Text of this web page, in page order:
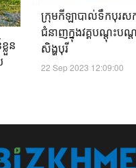
លួន
ក្រុមកីឡាបាល់ទឹកបុរសក
ជំនាញក្នុងវគ្គបណ្តុះប
សិង្ហបុរី
22 Sep 2023 12:09:00